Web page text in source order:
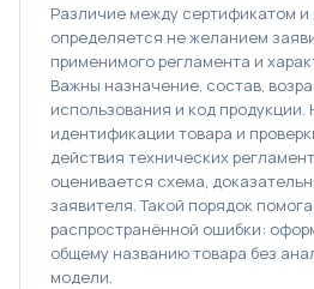
Различие между сертификатом и
определяется не желанием
применимого регламента и
Важны назначение, состав,
использования и код продукции.
идентификации товара и
действия технических
оценивается схема,
заявителя. Такой порядок
распространённой ошибки:
общему названию товара без
модели.